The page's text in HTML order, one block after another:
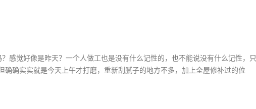
感觉好像是昨天？一个人做工也是没有什么记性的，也不能说没有什么记性，只
确实实就是今天上午才打磨，重新刮腻子的地方不多，加上全屋修补过的位